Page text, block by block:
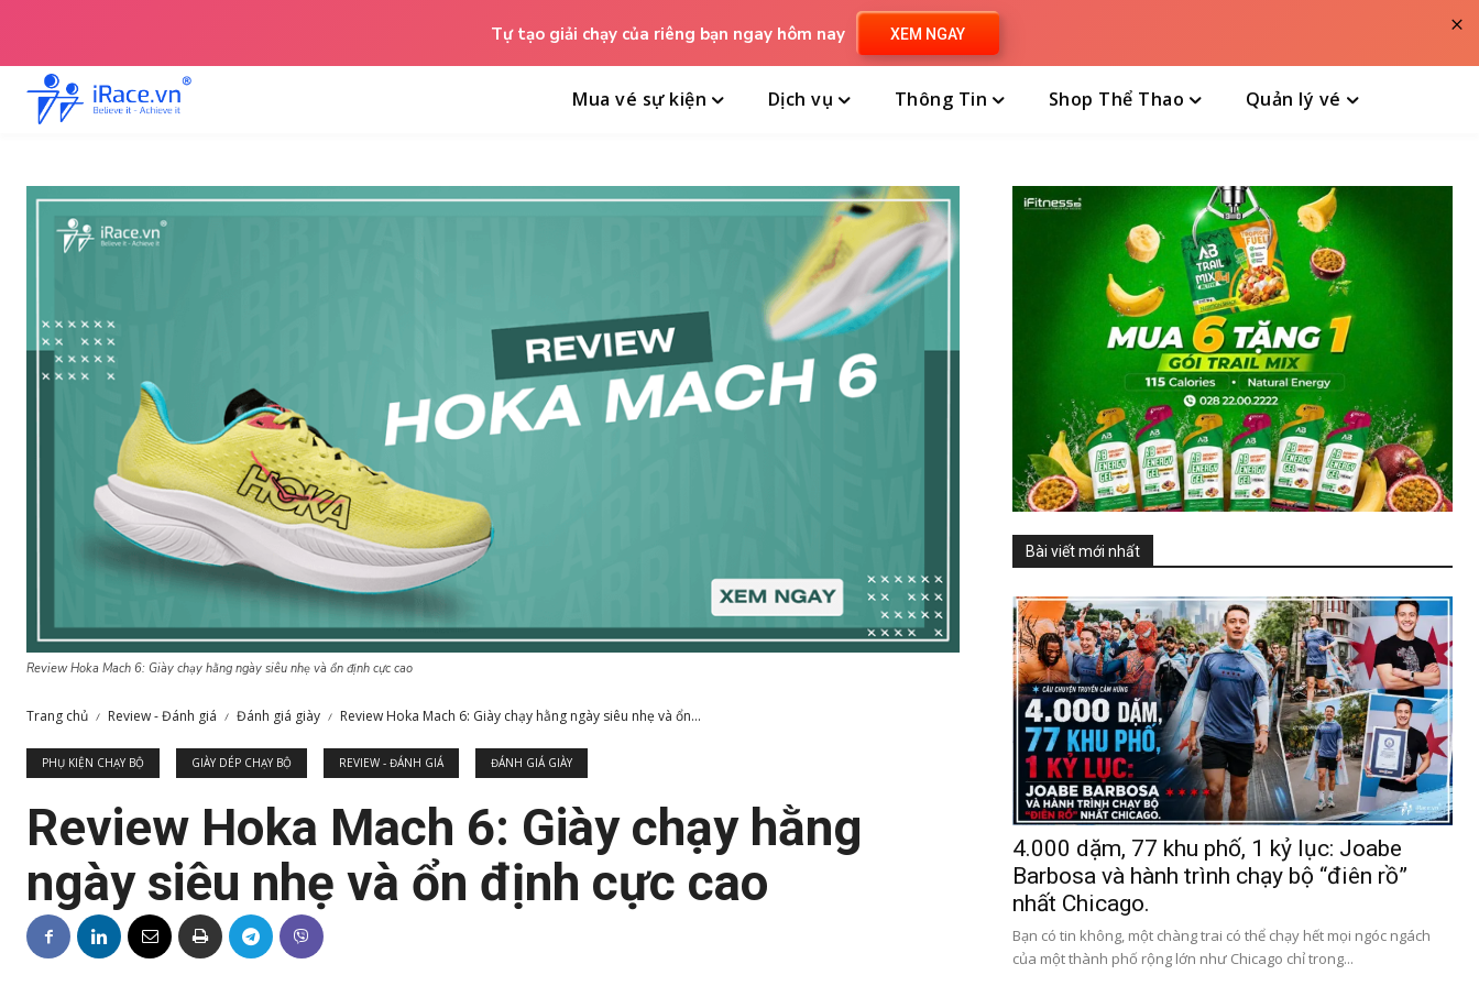
Tự tạo giải chạy của riêng bạn ngay hôm nay XEM NGAY ×
Mua vé sự kiện Dịch vụ Thông Tin Shop Thể Thao Quản lý vé
Review Hoka Mach 6: Giày chạy hằng ngày siêu nhẹ và ổn định cực cao
Trang chủ Review - Đánh giá Đánh giá giày Review Hoka Mach 6: Giày chạy hằng ngày siêu nhẹ và ổn...
PHỤ KIỆN CHẠY BỘ GIÀY DÉP CHẠY BỘ REVIEW - ĐÁNH GIÁ ĐÁNH GIÁ GIÀY
Review Hoka Mach 6: Giày chạy hằng
ngày siêu nhẹ và ổn định cực cao
Bài viết mới nhất
4.000 dặm, 77 khu phố, 1 kỷ lục: Joabe
Barbosa và hành trình chạy bộ “điên rồ”
nhất Chicago.
Bạn có tin không, một chàng trai có thể chạy hết mọi ngóc ngách
của một thành phố rộng lớn như Chicago chỉ trong...